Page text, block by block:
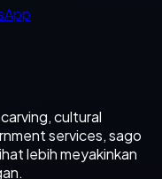
cultural
services, sago
lebih meyakinkan